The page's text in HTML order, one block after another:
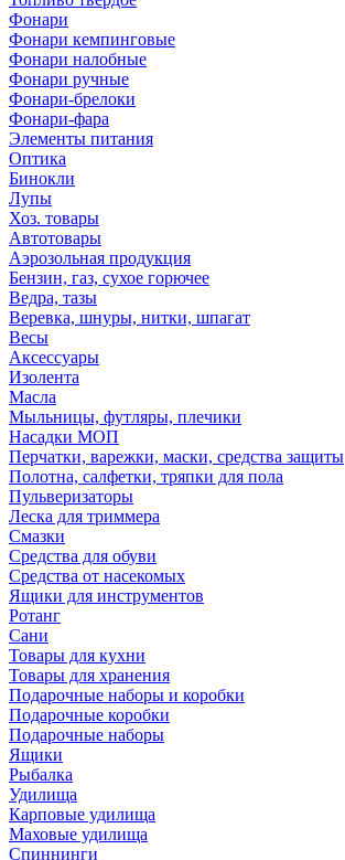
Фонари
Фонари кемпинговые
Фонари налобные
Фонари ручные
Фонари-брелоки
Фонари-фара
Элементы питания
Оптика
Бинокли
Лупы
Хоз. товары
Автотовары
Аэрозольная продукция
Бензин, газ, сухое горючее
Ведра, тазы
Веревка, шнуры, нитки, шпагат
Весы
Аксессуары
Изолента
Масла
Мыльницы, футляры, плечики
Насадки МОП
Перчатки, варежки, маски, средства защиты
Полотна, салфетки, тряпки для пола
Пульверизаторы
Леска для триммера
Смазки
Средства для обуви
Средства от насекомых
Ящики для инструментов
Ротанг
Сани
Товары для кухни
Товары для хранения
Подарочные наборы и коробки
Подарочные коробки
Подарочные наборы
Ящики
Рыбалка
Удилища
Карповые удилища
Маховые удилища
Спиннинги